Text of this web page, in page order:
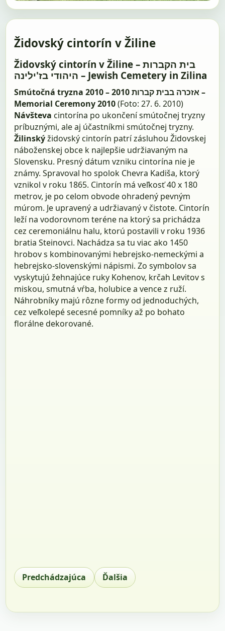
Židovský cintorín v Žiline
Židovský cintorín v Žiline – בית הקברות
היהודי בז'ילינה – Jewish Cemetery in Zilina
Smútočná tryzna 2010 – 2010 אזכרה בבית קברות –
Memorial Ceremony 2010(Foto: 27. 6. 2010)
Návšteva cintorína po ukončení smútočnej tryzny
príbuznými, ale aj účastníkmi smútočnej tryzny.
Žilinskýžidovský cintorín patrí zásluhou Židovskej
náboženskej obce k najlepšie udržiavaným na
Slovensku. Presný dátum vzniku cintorína nie je
známy. Spravoval ho spolok Chevra Kadiša, ktorý
vznikol v roku 1865. Cintorín má veľkosť 40 x 180
metrov, je po celom obvode ohradený pevným
múrom. Je upravený a udržiavaný v čistote. Cintorín
leží na vodorovnom teréne na ktorý sa prichádza
cez ceremoniálnu halu, ktorú postavili v roku 1936
bratia Steinovci. Nachádza sa tu viac ako 1450
hrobov s kombinovanými hebrejsko-nemeckými a
hebrejsko-slovenskými nápismi. Zo symbolov sa
vyskytujú žehnajúce ruky Kohenov, krčah Levitov s
miskou, smutná vŕba, holubice a vence z ruží.
Náhrobníky majú rôzne formy od jednoduchých,
cez veľkolepé secesné pomníky až po bohato
florálne dekorované.
Predchádzajúca Ďalšia